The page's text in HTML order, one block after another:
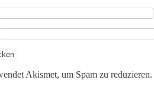
Akismet, um Spam zu reduzieren.